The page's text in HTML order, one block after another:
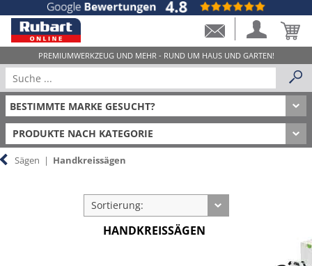
PRODUKTE NACH KATEGORIE
Sägen | Handkreissägen
Sortierung:
HANDKREISSÄGEN